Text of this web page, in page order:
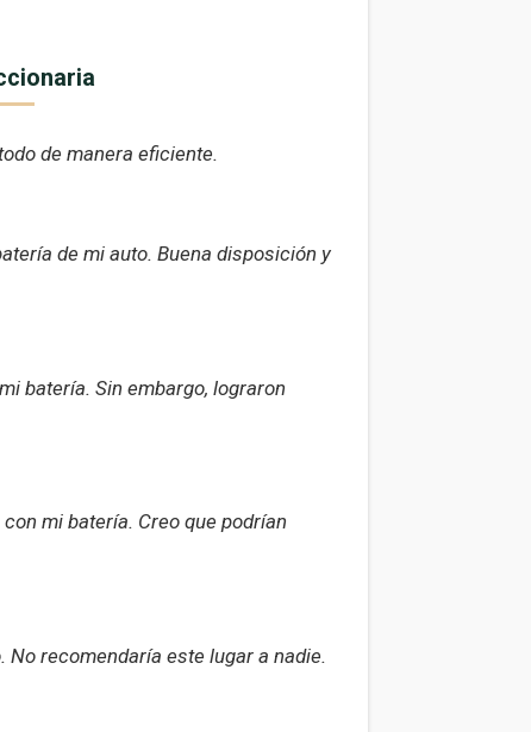
de manera eficiente.
de mi auto. Buena disposición y
batería. Sin embargo, lograron
mi batería. Creo que podrían
recomendaría este lugar a nadie.